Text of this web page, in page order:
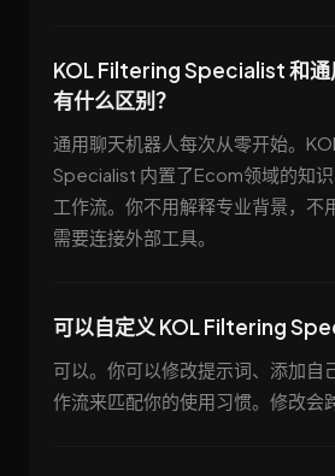
KOL Filtering Specialist 和通
有什么区别？
通用聊天机器人每次从零开始。
Specialist 内置了Ecom领域的知
工作流。你不用解释专业背景，不
需要连接外部工具。
可以自定义 KOL Filtering
可以。你可以修改提示词、添加自
作流来匹配你的使用习惯。修改会